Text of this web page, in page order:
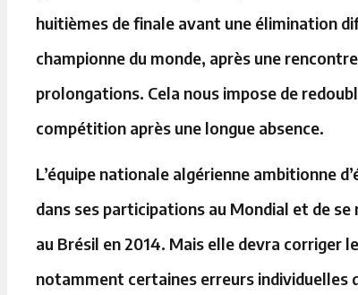
huitièmes de finale avant une élimination
championne du monde, après une
prolongations. Cela nous impose de
compétition après une longue absence.
L’équipe nationale algérienne ambitionne
dans ses participations au Mondial et de
au Brésil en 2014. Mais elle devra corriger
notamment certaines erreurs individuelles